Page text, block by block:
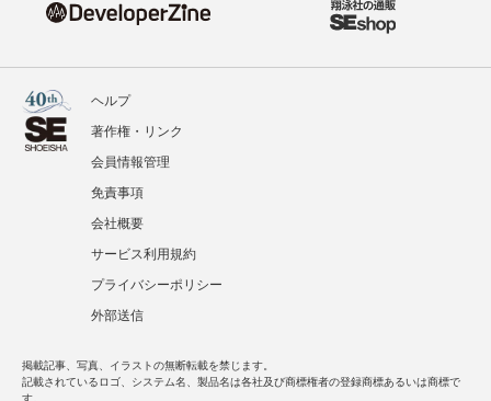
ヘルプ
著作権・リンク
会員情報管理
免責事項
会社概要
サービス利用規約
プライバシーポリシー
外部送信
掲載記事、写真、イラストの無断転載を禁じます。
記載されているロゴ、システム名、製品名は各社及び商標権者の登録商標あるいは商標で
す。